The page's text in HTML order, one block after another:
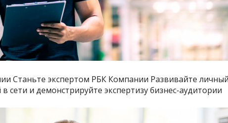
Станьте экспертом РБК Компании Развивайте
сети и демонстрируйте экспертизу бизнес-аудитории